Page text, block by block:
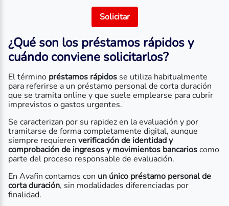
Solicitar
¿Qué son los préstamos rápidos y
cuándo conviene solicitarlos?
El término préstamos rápidos se utiliza habitualmente
para referirse a un préstamo personal de corta duración
que se tramita online y que suele emplearse para cubrir
imprevistos o gastos urgentes.
Se caracterizan por su rapidez en la evaluación y por
tramitarse de forma completamente digital, aunque
siempre requieren verificación de identidad y
comprobación de ingresos y movimientos bancarioscomo
parte del proceso responsable de evaluación.
En Avafin contamos con un único préstamo personal de
corta duración, sin modalidades diferenciadas por
finalidad.